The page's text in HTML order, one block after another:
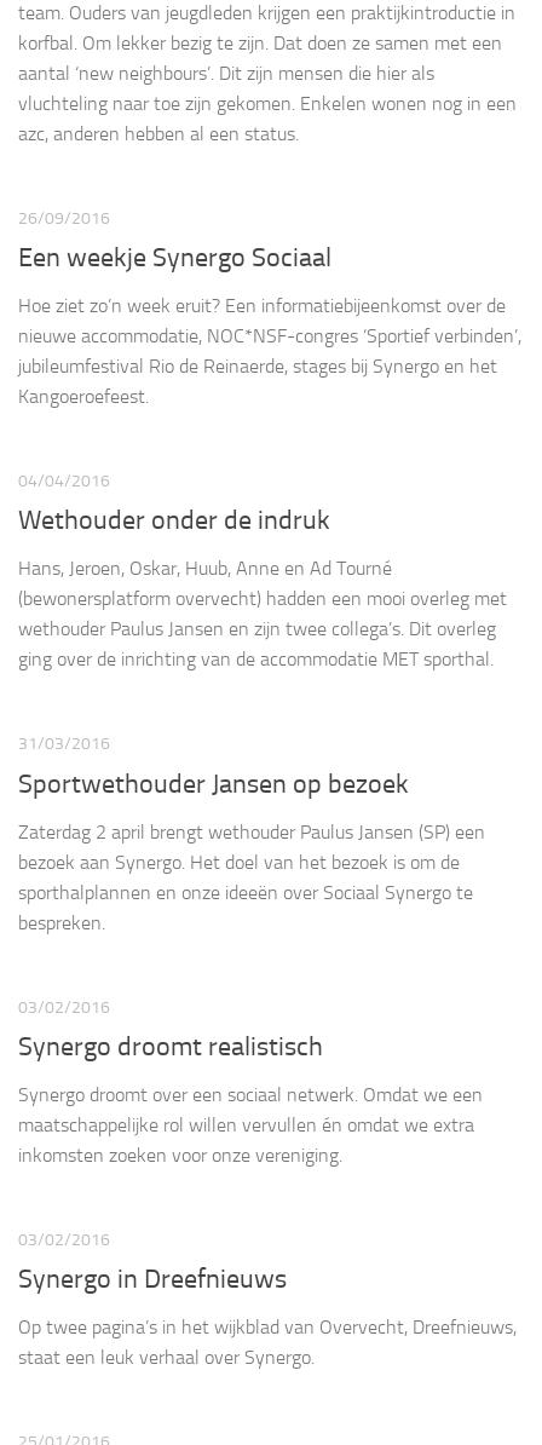
team. Ouders van jeugdleden krijgen een praktijkintroductie in
korfbal. Om lekker bezig te zijn. Dat doen ze samen met een
aantal ‘new neighbours’. Dit zijn mensen die hier als
vluchteling naar toe zijn gekomen. Enkelen wonen nog in een
azc, anderen hebben al een status.
26/09/2016
Een weekje Synergo Sociaal
Hoe ziet zo’n week eruit? Een informatiebijeenkomst over de
nieuwe accommodatie, NOC*NSF-congres ‘Sportief verbinden’,
jubileumfestival Rio de Reinaerde, stages bij Synergo en het
Kangoeroefeest.
04/04/2016
Wethouder onder de indruk
Hans, Jeroen, Oskar, Huub, Anne en Ad Tourné
(bewonersplatform overvecht) hadden een mooi overleg met
wethouder Paulus Jansen en zijn twee collega’s. Dit overleg
ging over de inrichting van de accommodatie MET sporthal.
31/03/2016
Sportwethouder Jansen op bezoek
Zaterdag 2 april brengt wethouder Paulus Jansen (SP) een
bezoek aan Synergo. Het doel van het bezoek is om de
sporthalplannen en onze ideeën over Sociaal Synergo te
bespreken.
03/02/2016
Synergo droomt realistisch
Synergo droomt over een sociaal netwerk. Omdat we een
maatschappelijke rol willen vervullen én omdat we extra
inkomsten zoeken voor onze vereniging.
03/02/2016
Synergo in Dreefnieuws
Op twee pagina’s in het wijkblad van Overvecht, Dreefnieuws,
staat een leuk verhaal over Synergo.